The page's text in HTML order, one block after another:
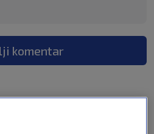
komentar